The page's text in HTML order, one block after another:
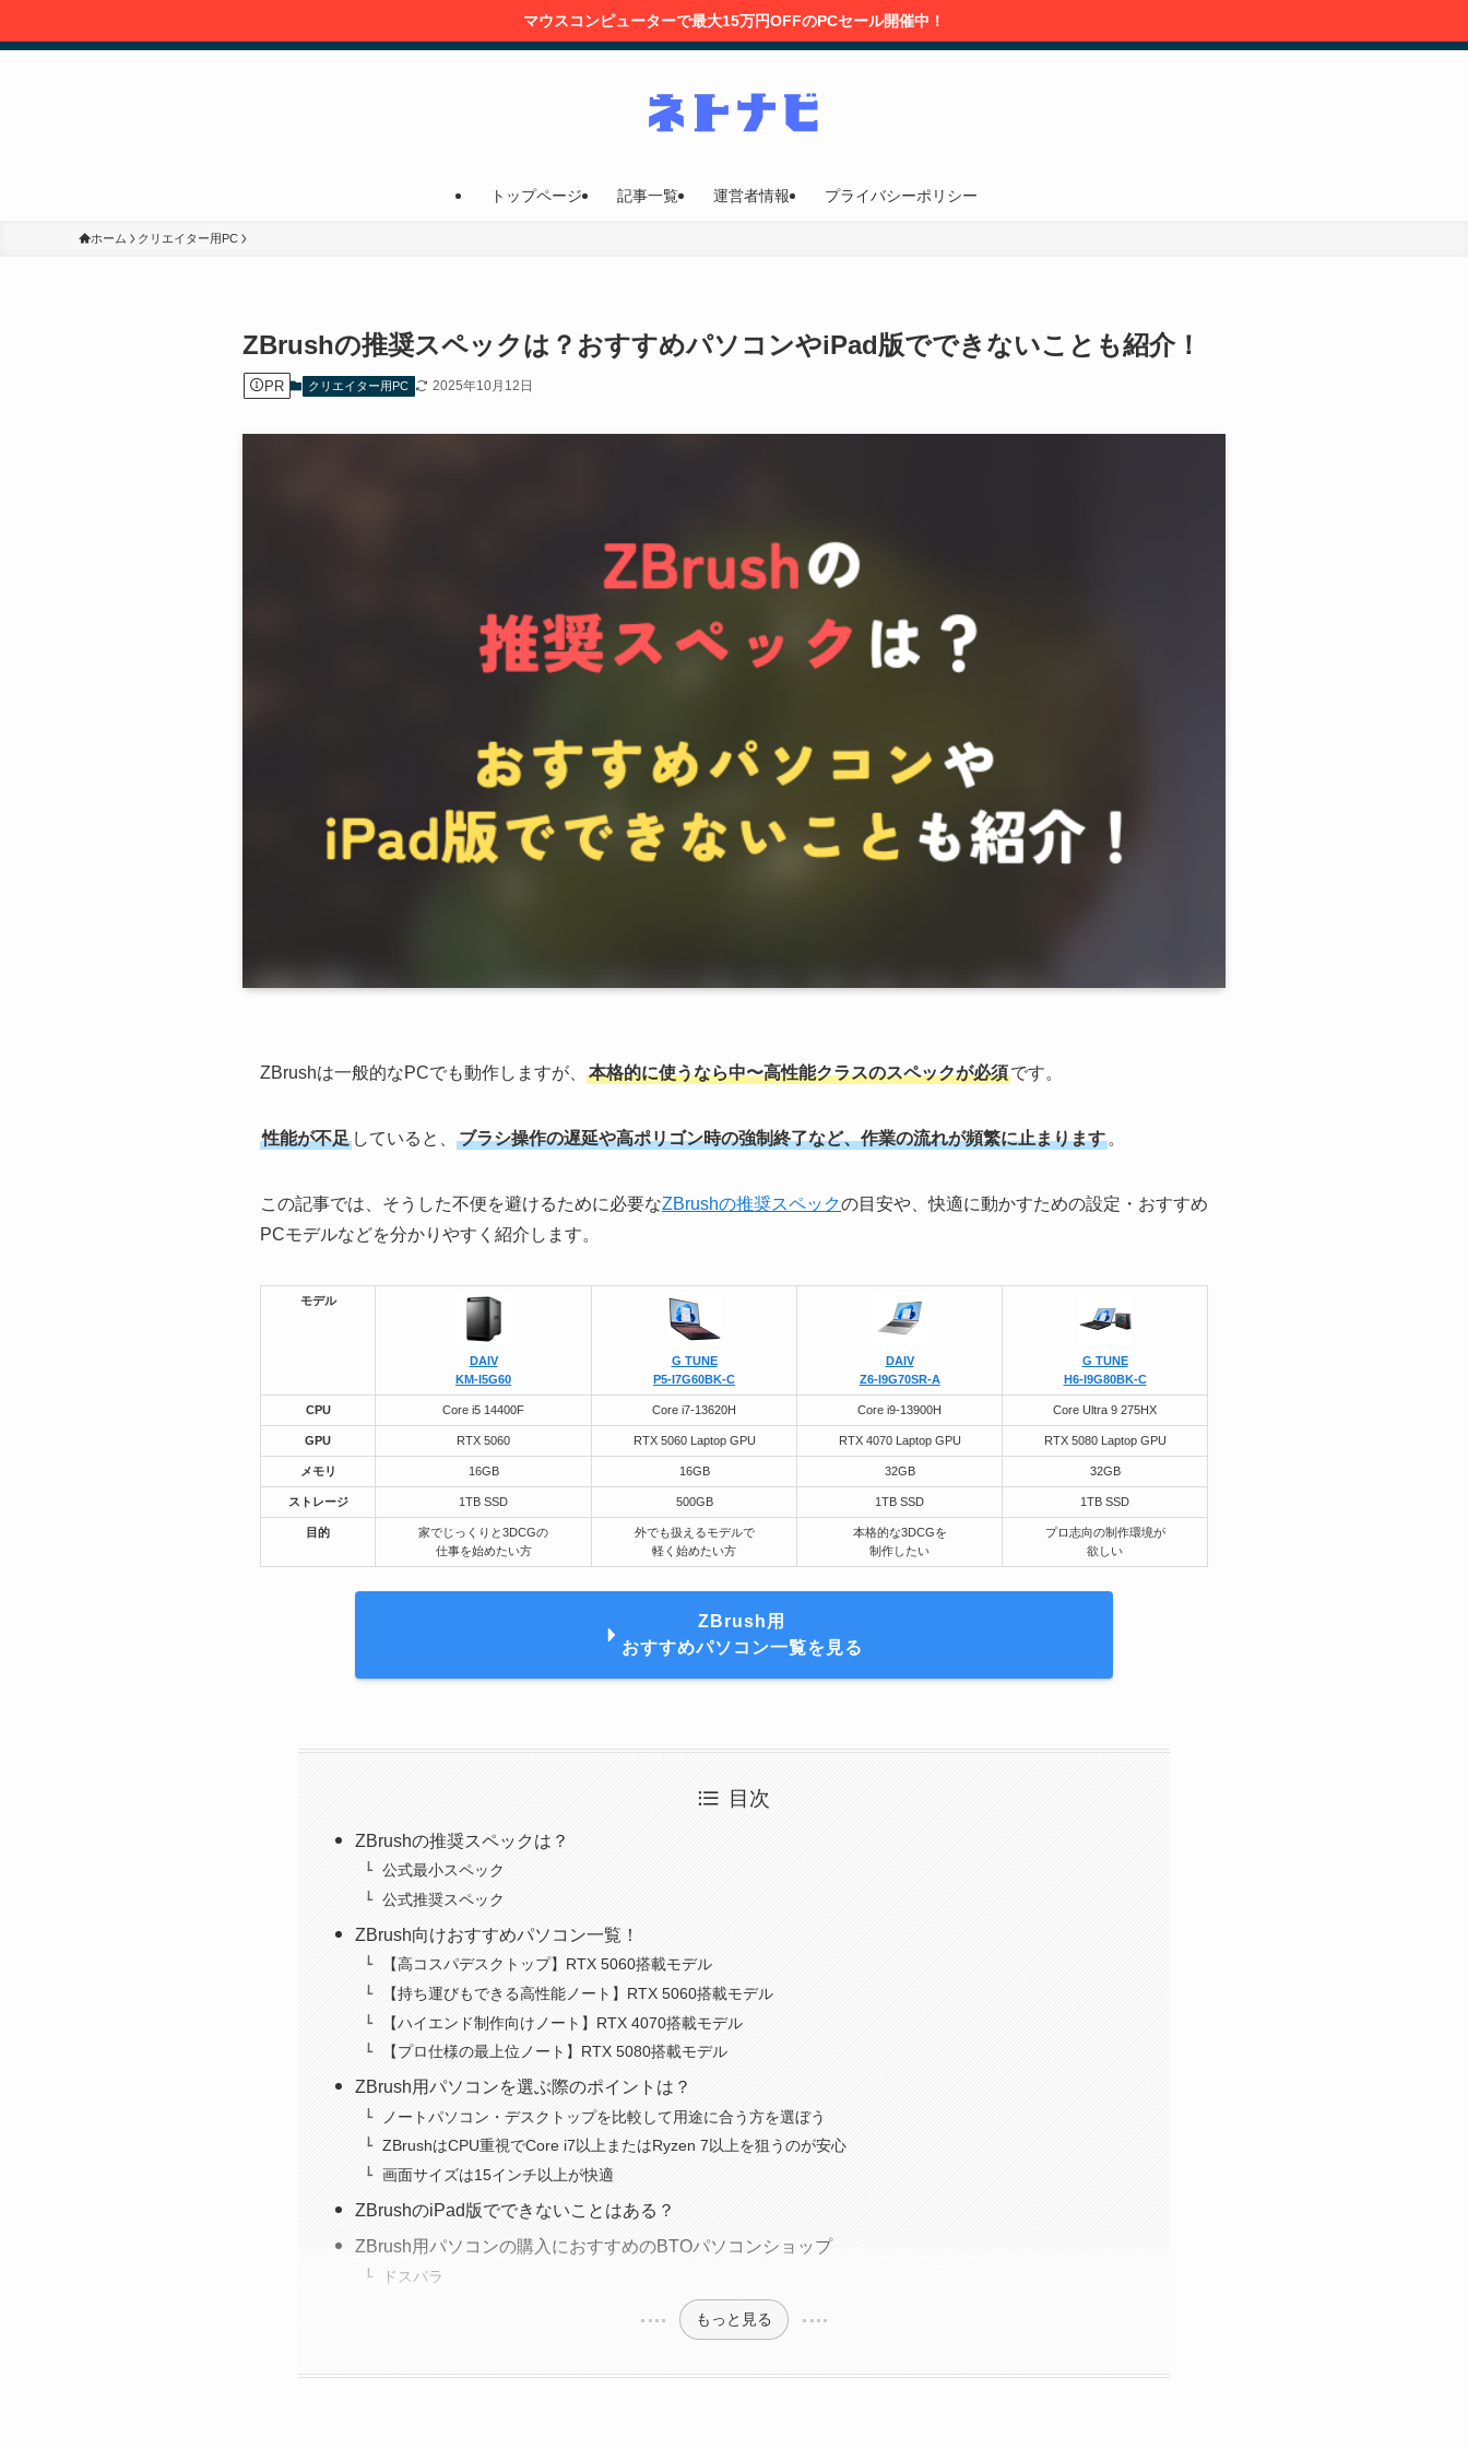
マウスコンピューターで最大15万円OFFのPCセール開催中！
トップページ 記事一覧 運営者情報 プライバシーポリシー
ホーム クリエイター用PC
ZBrushの推奨スペックは？おすすめパソコンやiPad版でできないことも紹介！
PR クリエイター用PC 2025年10月12日
ZBrushは一般的なPCでも動作しますが、 本格的に使うなら中〜高性能クラスのスペックが必須です。
性能が不足 していると、 ブラシ操作の遅延や高ポリゴン時の強制終了など、作業の流れが頻繁に止まります 。
この記事では、そうした不便を避けるために必要なZBrushの推奨スペックの目安や、快適に動かすための設定・おすすめ
PCモデルなどを分かりやすく紹介します。
モデル
DAIV
KM-I5G60
G TUNE
P5-I7G60BK-C
DAIV
Z6-I9G70SR-A
G TUNE
H6-I9G80BK-C
CPU Core i5 14400F Core i7-13620H Core i9-13900H Core Ultra 9 275HX
GPU RTX 5060 RTX 5060 Laptop GPU RTX 4070 Laptop GPU RTX 5080 Laptop GPU
メモリ 16GB 16GB 32GB 32GB
ストレージ 1TB SSD 500GB 1TB SSD 1TB SSD
目的
家でじっくりと3DCGの
仕事を始めたい方
外でも扱えるモデルで
軽く始めたい方
本格的な3DCGを
制作したい
プロ志向の制作環境が
欲しい
ZBrush用
おすすめパソコン一覧を見る
目次
ZBrushの推奨スペックは？
公式最小スペック
公式推奨スペック
ZBrush向けおすすめパソコン一覧！
【高コスパデスクトップ】RTX 5060搭載モデル
【持ち運びもできる高性能ノート】RTX 5060搭載モデル
【ハイエンド制作向けノート】RTX 4070搭載モデル
【プロ仕様の最上位ノート】RTX 5080搭載モデル
ZBrush用パソコンを選ぶ際のポイントは？
ノートパソコン・デスクトップを比較して用途に合う方を選ぼう
ZBrushはCPU重視でCore i7以上またはRyzen 7以上を狙うのが安心
画面サイズは15インチ以上が快適
ZBrushのiPad版でできないことはある？
ZBrush用パソコンの購入におすすめのBTOパソコンショップ
ドスパラ
もっと見る